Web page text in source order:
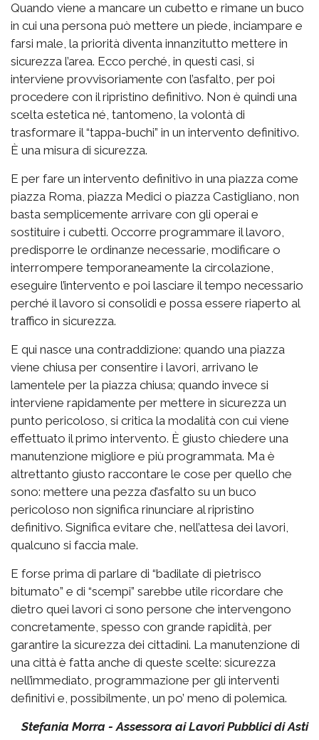
Quando viene a mancare un cubetto e rimane un buco
in cui una persona può mettere un piede, inciampare e
farsi male, la priorità diventa innanzitutto mettere in
sicurezza l’area. Ecco perché, in questi casi, si
interviene provvisoriamente con l’asfalto, per poi
procedere con il ripristino definitivo. Non è quindi una
scelta estetica né, tantomeno, la volontà di
trasformare il “tappa-buchi” in un intervento definitivo.
È una misura di sicurezza.
E per fare un intervento definitivo in una piazza come
piazza Roma, piazza Medici o piazza Castigliano, non
basta semplicemente arrivare con gli operai e
sostituire i cubetti. Occorre programmare il lavoro,
predisporre le ordinanze necessarie, modificare o
interrompere temporaneamente la circolazione,
eseguire l’intervento e poi lasciare il tempo necessario
perché il lavoro si consolidi e possa essere riaperto al
traffico in sicurezza.
E qui nasce una contraddizione: quando una piazza
viene chiusa per consentire i lavori, arrivano le
lamentele per la piazza chiusa; quando invece si
interviene rapidamente per mettere in sicurezza un
punto pericoloso, si critica la modalità con cui viene
effettuato il primo intervento. È giusto chiedere una
manutenzione migliore e più programmata. Ma è
altrettanto giusto raccontare le cose per quello che
sono: mettere una pezza d’asfalto su un buco
pericoloso non significa rinunciare al ripristino
definitivo. Significa evitare che, nell’attesa dei lavori,
qualcuno si faccia male.
E forse prima di parlare di “badilate di pietrisco
bitumato” e di “scempi” sarebbe utile ricordare che
dietro quei lavori ci sono persone che intervengono
concretamente, spesso con grande rapidità, per
garantire la sicurezza dei cittadini. La manutenzione di
una città è fatta anche di queste scelte: sicurezza
nell’immediato, programmazione per gli interventi
definitivi e, possibilmente, un po’ meno di polemica.
Stefania Morra - Assessora ai Lavori Pubblici di Asti